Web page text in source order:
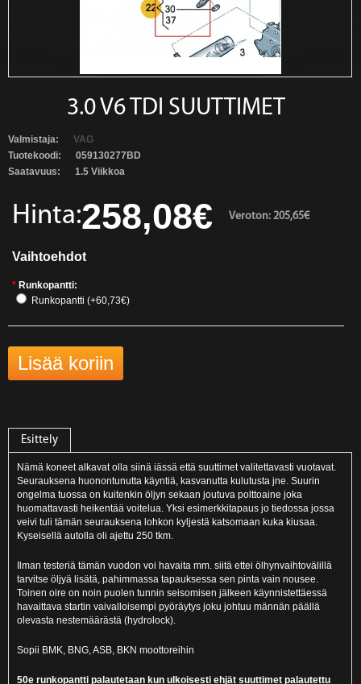
3.0 V6 TDI SUUTTIMET
Valmistaja:
VAG
Tuotekoodi:
059130277BD
Saatavuus:
1.5 Viikkoa
Hinta:258,08€ Veroton: 205,65€
Vaihtoehdot
* Runkopantti:
Runkopantti (+60,73€)
Esittely
Nämä koneet alkavat olla siinä iässä että suuttimet valitettavasti vuotavat.
Seurauksena huonontunutta käyntiä, kasvanutta kulutusta jne. Suurin
ongelma tuossa on kuitenkin öljyn sekaan joutuva polttoaine joka
huomattavasti heikentää voitelua. Yksi esimerkkitapaus jo tiedossa jossa
veivi tuli tämän seurauksena lohkon kyljestä katsomaan kuka kiusaa.
Kyseisellä autolla oli ajettu 250 tkm.
Ilman testeriä tämän vuodon voi havaita mm. siitä ettei ölhynvaihtovälillä
tarvitse öljyä lisätä, pahimmassa tapauksessa sen pinta vain nousee.
Toinen oire on noin puolen tunnin seisomisen jälkeen käynnistettäessä
havaittava startin vaivalloisempi pyöräytys joku johtuu männän päällä
olevasta nestemäärästä (hydrolock).
Sopii BMK, BNG, ASB, BKN moottoreihin
50e runkopantti palautetaan kun ulkoisesti ehjät suuttimet palautettu